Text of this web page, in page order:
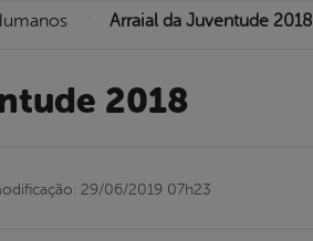
Arraial da Juventude 2018
2018
29/06/2019 07h23